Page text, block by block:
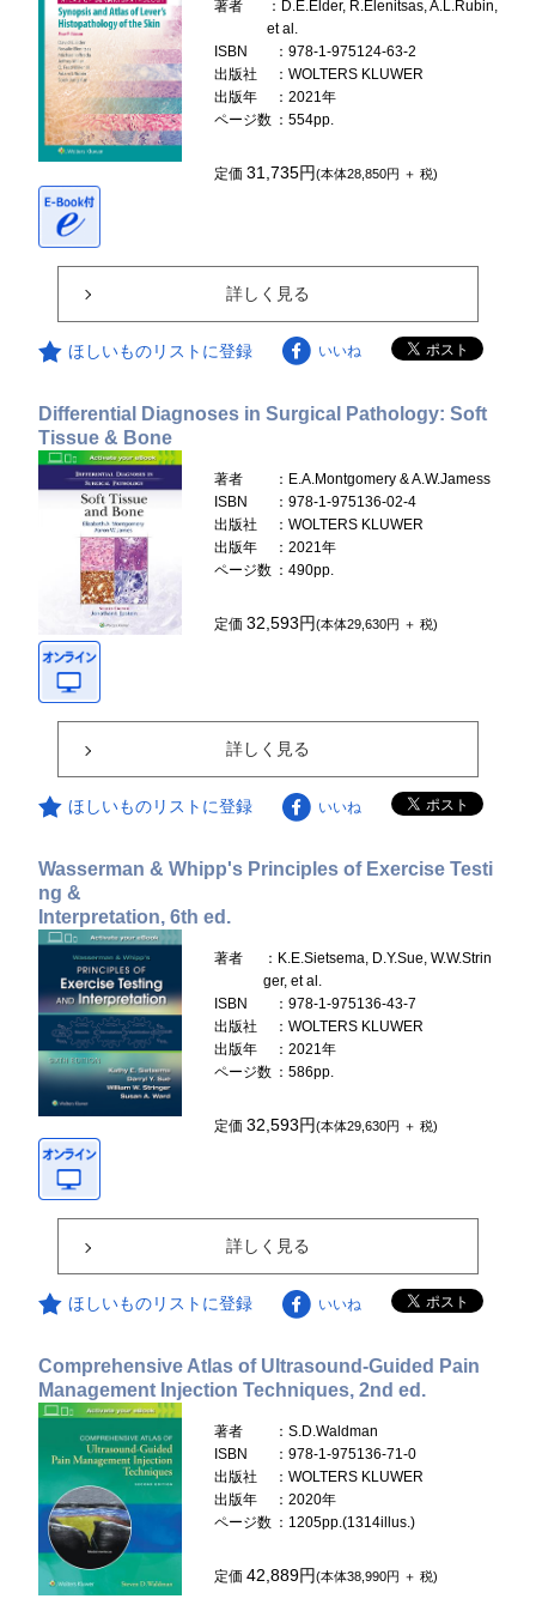
著者
：D.E.Elder, R.Elenitsas, A.L.Rubin,
et al.
ISBN
：978-1-975124-63-2
出版社
：WOLTERS KLUWER
出版年
：2021年
ページ数 ：554pp.
定価31,735円(本体28,850円 ＋ 税)
詳しく見る
ほしいものリストに登録 いいね
Differential Diagnoses in Surgical Pathology: Soft
Tissue & Bone
著者
：E.A.Montgomery & A.W.Jamess
ISBN
：978-1-975136-02-4
出版社
：WOLTERS KLUWER
出版年
：2021年
ページ数 ：490pp.
定価32,593円(本体29,630円 ＋ 税)
詳しく見る
ほしいものリストに登録 いいね
Wasserman & Whipp's Principles of Exercise Testi
ng &
Interpretation, 6th ed.
著者
：K.E.Sietsema, D.Y.Sue, W.W.Strin
ger, et al.
ISBN
：978-1-975136-43-7
出版社
：WOLTERS KLUWER
出版年
：2021年
ページ数 ：586pp.
定価32,593円(本体29,630円 ＋ 税)
詳しく見る
ほしいものリストに登録 いいね
Comprehensive Atlas of Ultrasound-Guided Pain
Management Injection Techniques, 2nd ed.
著者
：S.D.Waldman
ISBN
：978-1-975136-71-0
出版社
：WOLTERS KLUWER
出版年
：2020年
ページ数 ：1205pp.(1314illus.)
定価42,889円(本体38,990円 ＋ 税)